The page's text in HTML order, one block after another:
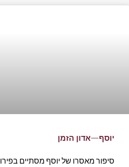
יוסף—אדון הזמן
סיפור מאסרו של יוסף מסתיים